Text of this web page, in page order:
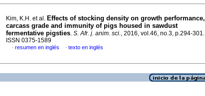
Kim, K.H. et al. Effects of stocking density on growth performance,
carcass grade and immunity of pigs housed in sawdust
fermentative pigsties. S. Afr. j. anim. sci., 2016, vol.46, no.3, p.294-301.
ISSN 0375-1589
· resumen en inglés · texto en inglés